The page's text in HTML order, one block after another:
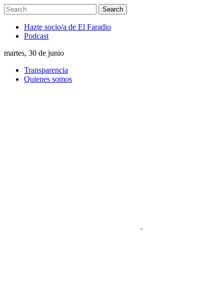
Hazte socio/a de El Faradio
Podcast
martes, 30 de junio
Transparencia
Quienes somos